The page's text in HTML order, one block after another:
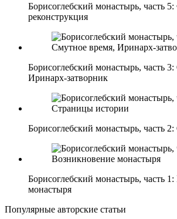
Борисоглебский монастырь, часть
реконструкция
Борисоглебский монастырь, часть
Иринарх-затворник
Борисоглебский монастырь, часть
Борисоглебский монастырь, часть
монастыря
Популярные авторские статьи